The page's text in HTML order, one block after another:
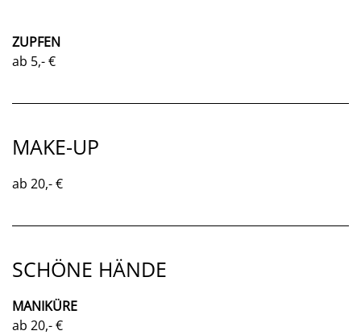
ZUPFEN
ab 5,- €
MAKE-UP
ab 20,- €
SCHÖNE HÄNDE
MANIKÜRE
ab 20,- €